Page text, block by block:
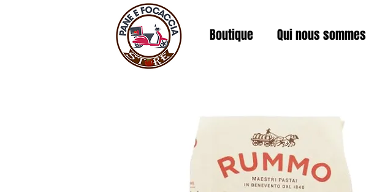
Boutique Qui nous sommes